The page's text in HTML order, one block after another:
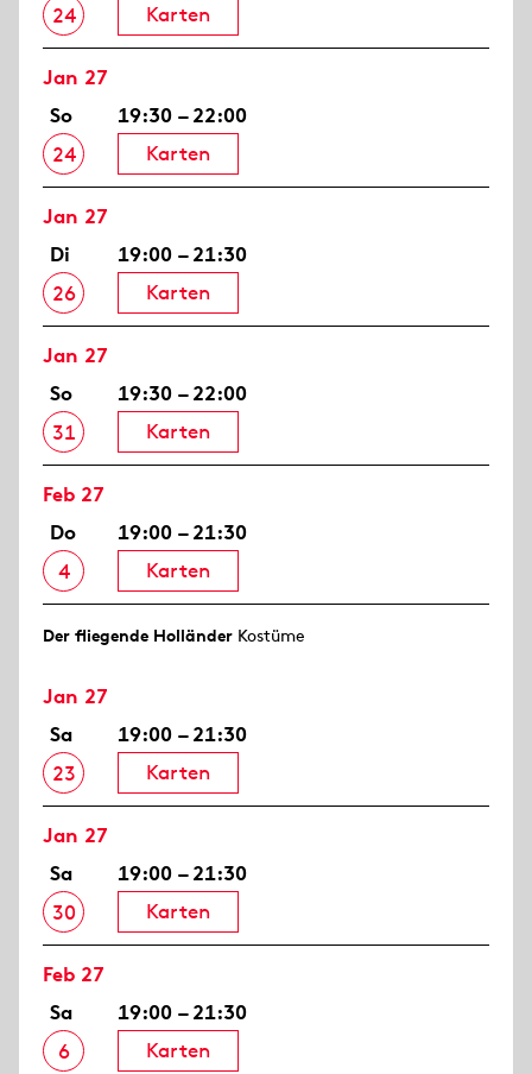
24
Karten
Jan 27
So
24
19:30 – 22:00
Karten
Jan 27
Di
26
19:00 – 21:30
Karten
Jan 27
So
31
19:30 – 22:00
Karten
Feb 27
Do
4
19:00 – 21:30
Karten
Der fliegende Holländer Kostüme
Jan 27
Sa
23
19:00 – 21:30
Karten
Jan 27
Sa
30
19:00 – 21:30
Karten
Feb 27
Sa
6
19:00 – 21:30
Karten